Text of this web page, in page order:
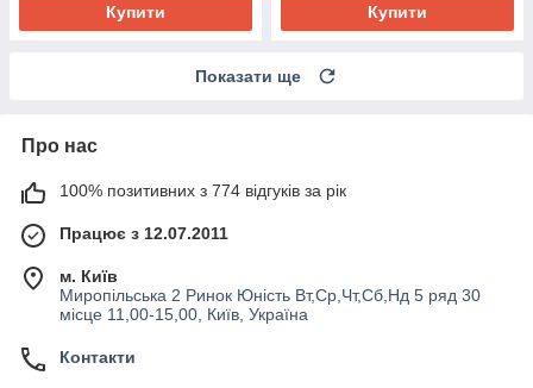
Купити Купити
Показати ще
Про нас
100% позитивних з 774 відгуків за рік
Працює з 12.07.2011
м. Київ
Миропільська 2 Ринок Юність Вт,Ср,Чт,Сб,Нд 5 ряд 30
місце 11,00-15,00, Київ, Україна
Контакти